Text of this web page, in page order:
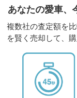
あなたの愛車、
複数社の査定額を
を賢く売却して、